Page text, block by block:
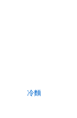
冷麵